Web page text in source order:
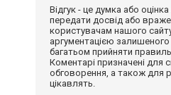
Відгук - це думка або
передати досвід або
користувачам нашого
аргументацією
багатьом прийняти
Коментарі призначені для
обговорення, а також для
цікавлять.